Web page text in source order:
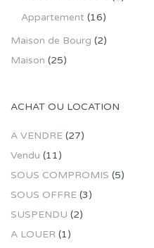
Appartement (16)
Maison de Bourg (2)
Maison (25)
ACHAT OU LOCATION
A VENDRE (27)
Vendu (11)
SOUS COMPROMIS (5)
SOUS OFFRE (3)
SUSPENDU (2)
A LOUER (1)